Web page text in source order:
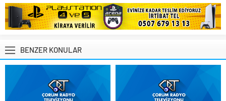
BENZER KONULAR